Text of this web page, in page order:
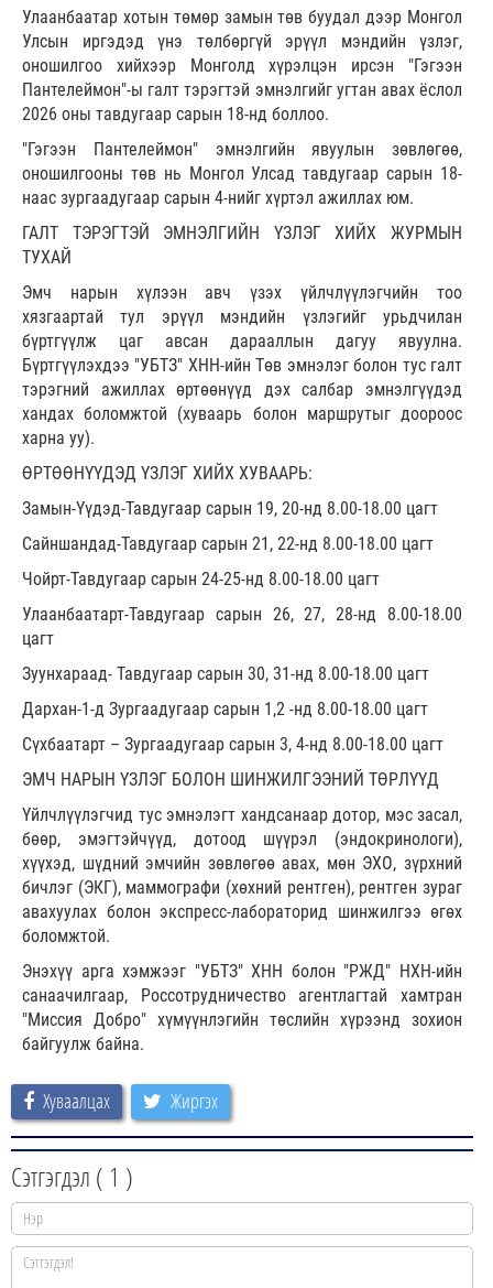
Улаанбаатар хотын төмөр замын төв буудал дээр Монгол
Улсын иргэдэд үнэ төлбөргүй эрүүл мэндийн үзлэг,
оношилгоо хийхээр Монголд хүрэлцэн ирсэн "Гэгээн
Пантелеймон"-ы галт тэрэгтэй эмнэлгийг угтан авах ёслол
2026 оны тавдугаар сарын 18-нд боллоо.
"Гэгээн Пантелеймон" эмнэлгийн явуулын зөвлөгөө,
оношилгооны төв нь Монгол Улсад тавдугаар сарын 18-
наас зургаадугаар сарын 4-нийг хүртэл ажиллах юм.
ГАЛТ ТЭРЭГТЭЙ ЭМНЭЛГИЙН ҮЗЛЭГ ХИЙХ ЖУРМЫН
ТУХАЙ
Эмч нарын хүлээн авч үзэх үйлчлүүлэгчийн тоо
хязгаартай тул эрүүл мэндийн үзлэгийг урьдчилан
бүртгүүлж цаг авсан дарааллын дагуу явуулна.
Бүртгүүлэхдээ "УБТЗ" ХНН-ийн Төв эмнэлэг болон тус галт
тэрэгний ажиллах өртөөнүүд дэх салбар эмнэлгүүдэд
хандах боломжтой (хуваарь болон маршрутыг доороос
харна уу).
ӨРТӨӨНҮҮДЭД ҮЗЛЭГ ХИЙХ ХУВААРЬ:
Замын-Үүдэд-Тавдугаар сарын 19, 20-нд 8.00-18.00 цагт
Сайншандад-Тавдугаар сарын 21, 22-нд 8.00-18.00 цагт
Чойрт-Тавдугаар сарын 24-25-нд 8.00-18.00 цагт
Улаанбаатарт-Тавдугаар сарын 26, 27, 28-нд 8.00-18.00
цагт
Зуунхараад- Тавдугаар сарын 30, 31-нд 8.00-18.00 цагт
Дархан-1-д Зургаадугаар сарын 1,2 -нд 8.00-18.00 цагт
Сүхбаатарт – Зургаадугаар сарын 3, 4-нд 8.00-18.00 цагт
ЭМЧ НАРЫН ҮЗЛЭГ БОЛОН ШИНЖИЛГЭЭНИЙ ТӨРЛҮҮД
Үйлчлүүлэгчид тус эмнэлэгт хандсанаар дотор, мэс засал,
бөөр, эмэгтэйчүүд, дотоод шүүрэл (эндокринологи),
хүүхэд, шүдний эмчийн зөвлөгөө авах, мөн ЭХО, зүрхний
бичлэг (ЭКГ), маммографи (хөхний рентген), рентген зураг
авахуулах болон экспресс-лабораторид шинжилгээ өгөх
боломжтой.
Энэхүү арга хэмжээг "УБТЗ" ХНН болон "РЖД" НХН-ийн
санаачилгаар, Россотрудничество агентлагтай хамтран
"Миссия Добро" хүмүүнлэгийн төслийн хүрээнд зохион
байгуулж байна.
Хуваалцах Жиргэх
Сэтгэгдэл ( 1 )